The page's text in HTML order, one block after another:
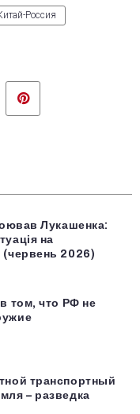
Россия
LinkedIn
Лукашенка:
на
(червень 2026)
том, что РФ не
транспортный
– разведка